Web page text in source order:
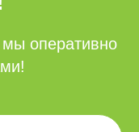
мы оперативно